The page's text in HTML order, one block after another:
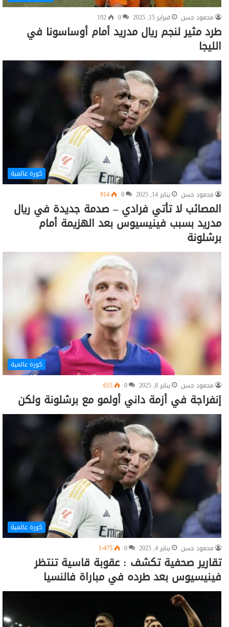
محمود حسن
فبراير 15, 2025 0
192
طرد مثير لنجم ريال مدريد أمام أوساسونا في
الليجا
كورة عالمية
محمود حسن
يناير 14, 2025 0
914
المصائب لا تأتي فرادي – صدمة جديدة في ريال
مدريد بسبب فينيسيوس بعد الهزيمة أمام
برشلونة
كورة عالمية
محمود حسن
يناير 8, 2025 0
615
إنفراجة في أزمة داني أولمو مع برشلونة ولكن
كورة عالمية
محمود حسن
يناير 4, 2025 0 1٬475
تقارير صحفية تكشف : عقوبة قاسية تنتظر
فينيسيوس بعد طرده في مباراة فالنسيا